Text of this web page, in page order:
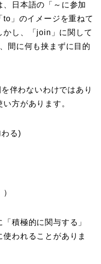
日本語の「～に参加
」のイメージを重ねて
かし、「join」に関して
間に何も挟まずに目的
伴わないわけではあり
方があります。
る)
積極的に関与する」
われることがありま